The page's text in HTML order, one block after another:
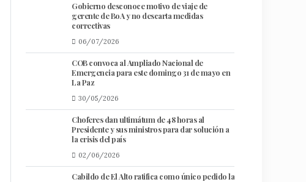
Gobierno desconoce motivo de viaje de
gerente de BoA y no descarta medidas
correctivas
06/07/2026
COB convoca al Ampliado Nacional de
Emergencia para este domingo 31 de mayo en
La Paz
30/05/2026
Choferes dan ultimátum de 48 horas al
Presidente y sus ministros para dar solución a
la crisis del país
02/06/2026
Cabildo de El Alto ratifica como único pedido la